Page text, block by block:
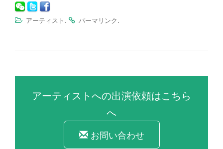
アーティスト . パーマリンク.
アーティストへの出演依頼はこちら
へ
お問い合わせ